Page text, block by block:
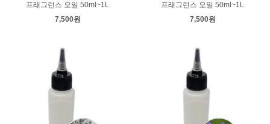
프래그런스 오일 50ml~1L
7,500원
프래그런스 오일 50ml~1L
7,500원